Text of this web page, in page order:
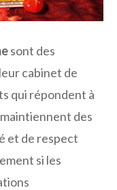
sont des
cabinet de
qui répondent à
des
et de respect
si les